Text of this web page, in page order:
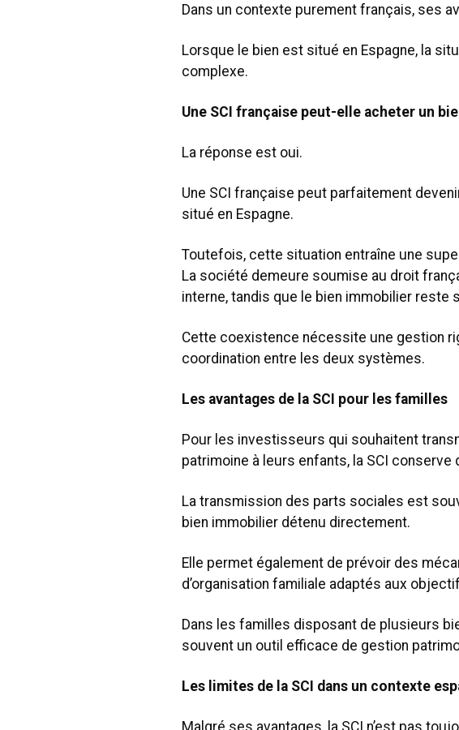
Dans un contexte purement français, ses
Lorsque le bien est situé en Espagne, la
complexe.
Une SCI française peut-elle acheter un
La réponse est oui.
Une SCI française peut parfaitement
situé en Espagne.
Toutefois, cette situation entraîne une
La société demeure soumise au droit
interne, tandis que le bien immobilier reste
Cette coexistence nécessite une gestion
coordination entre les deux systèmes.
Les avantages de la SCI pour les familles
Pour les investisseurs qui souhaitent
patrimoine à leurs enfants, la SCI conserve
La transmission des parts sociales est
bien immobilier détenu directement.
Elle permet également de prévoir des
d’organisation familiale adaptés aux
Dans les familles disposant de plusieurs
souvent un outil efficace de gestion
Les limites de la SCI dans un contexte
Malgré ses avantages, la SCI n’est pas